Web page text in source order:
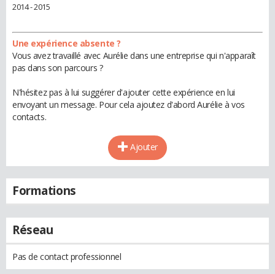
2014 - 2015
Une expérience absente ?
Vous avez travaillé avec Aurélie dans une entreprise qui n'apparaît
pas dans son parcours ?
N'hésitez pas à lui suggérer d'ajouter cette expérience en lui
envoyant un message. Pour cela ajoutez d'abord Aurélie à vos
contacts.
Ajouter
Formations
Réseau
Pas de contact professionnel